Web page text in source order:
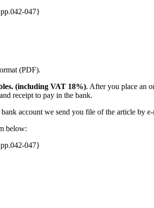
047}
(PDF).
(including VAT 18%). After you place an
receipt to pay in the bank.
account we send you file of the article by
below:
047}